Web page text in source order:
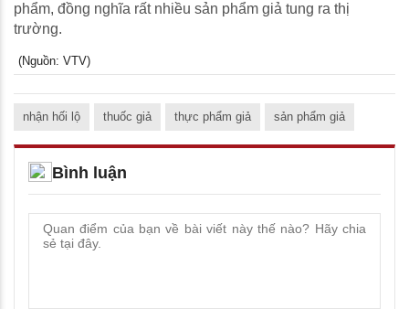
phẩm, đồng nghĩa rất nhiều sản phẩm giả tung ra thị
trường.
(Nguồn: VTV)
nhận hối lộ thuốc giả thực phẩm giả sản phẩm giả
Bình luận